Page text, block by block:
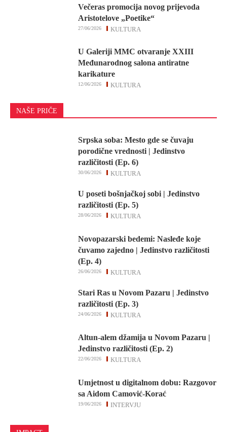
Večeras promocija novog prijevoda
Aristotelove „Poetike“
KULTURA
27/06/2026
U Galeriji MMC otvaranje XXIII
Međunarodnog salona antiratne
karikature
KULTURA
12/06/2026
NAŠE PRIČE
Srpska soba: Mesto gde se čuvaju
porodične vrednosti | Jedinstvo
različitosti (Ep. 6)
KULTURA
30/06/2026
U poseti bošnjačkoj sobi | Jedinstvo
različitosti (Ep. 5)
KULTURA
28/06/2026
Novopazarski bedemi: Nasleđe koje
čuvamo zajedno | Jedinstvo različitosti
(Ep. 4)
KULTURA
26/06/2026
Stari Ras u Novom Pazaru | Jedinstvo
različitosti (Ep. 3)
KULTURA
24/06/2026
Altun-alem džamija u Novom Pazaru |
Jedinstvo različitosti (Ep. 2)
KULTURA
22/06/2026
Umjetnost u digitalnom dobu: Razgovor
sa Aidom Camović-Korać
INTERVJU
19/06/2026